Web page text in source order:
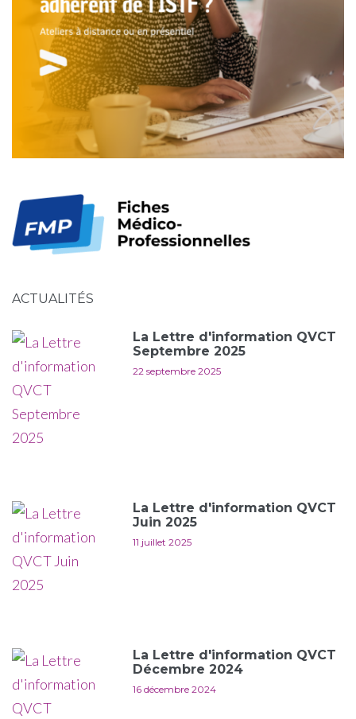
ACTUALITÉS
La Lettre d'information QVCT
Septembre 2025
22 septembre 2025
La Lettre d'information QVCT
Juin 2025
11 juillet 2025
La Lettre d'information QVCT
Décembre 2024
16 décembre 2024